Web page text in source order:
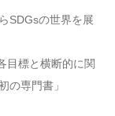
SDGsの世界を展
目標と横断的に関
の専門書」